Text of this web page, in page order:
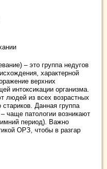
– это группа недугов
характерной
верхних
интоксикации организма.
людей из всех возрастных
Данная группа
чаще патологии возникают
период). Важно
ОРЗ, чтобы в разгар